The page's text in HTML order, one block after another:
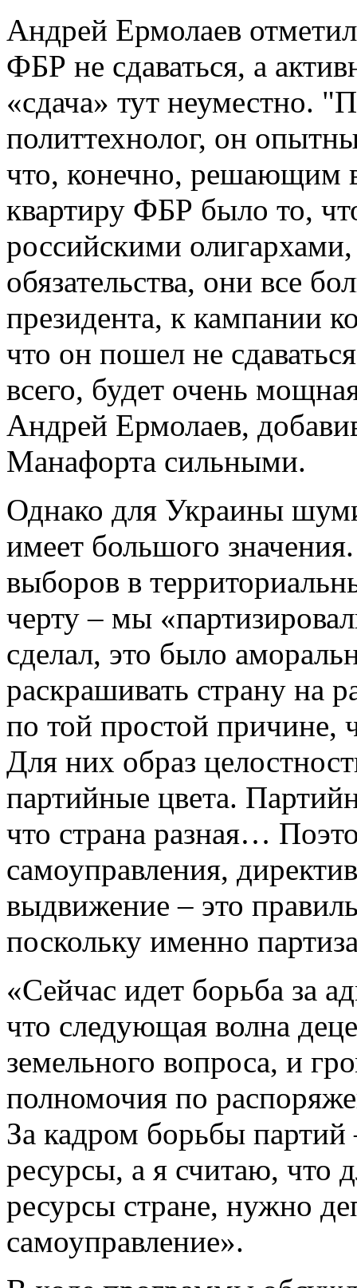
Андрей Ермолаев
ФБР не сдаваться, а
«сдача» тут неуместно.
политтехнолог, он
что, конечно, решающим
квартиру ФБР было то,
российскими
обязательства, они все
президента, к кампании
что он пошел не
всего, будет очень
Андрей Ермолаев,
Манафорта сильными.
Однако для Украины
имеет большого
выборов в
черту – мы
сделал, это было
раскрашивать страну на
по той простой причине,
Для них образ
партийные цвета.
что страна разная…
самоуправления,
выдвижение – это
поскольку именно
«Сейчас идет борьба за
что следующая волна
земельного вопроса, и
полномочия по
За кадром борьбы партий
ресурсы, а я считаю, что
ресурсы стране, нужно
самоуправление».